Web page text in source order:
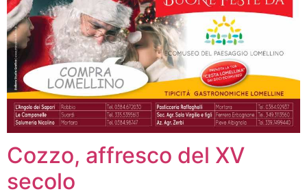
Cozzo, affresco del XV
secolo